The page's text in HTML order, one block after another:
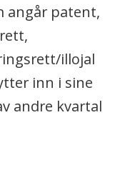
angår patent,
illojal
inn i sine
andre kvartal